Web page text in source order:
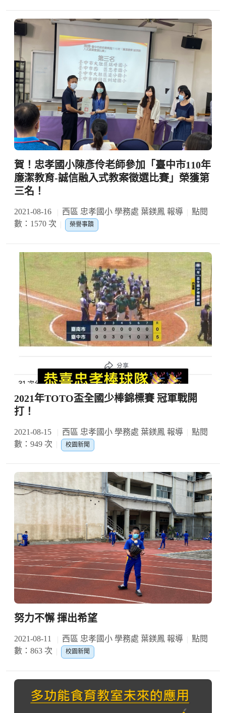
賀！忠孝國小陳彥伶老師參加「臺中市110年
廉潔教育-誠信融入式教案徵選比賽」榮獲第
三名！
2021-08-16 西區 忠孝國小 學務處 葉鎂鳳 報導
點閱
數：1570 次
榮譽事蹟
2021年TOTO盃全國少棒錦標賽 冠軍戰開
打！
2021-08-15 西區 忠孝國小 學務處 葉鎂鳳 報導
點閱
數：949 次
校園新聞
努力不懈 揮出希望
2021-08-11 西區 忠孝國小 學務處 葉鎂鳳 報導
點閱
數：863 次
校園新聞